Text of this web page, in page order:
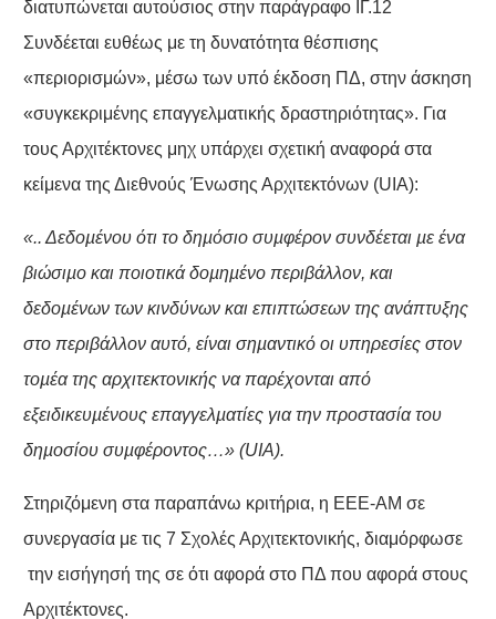
διατυπώνεται αυτούσιος στην παράγραφο ΙΓ.12
Συνδέεται ευθέως με τη δυνατότητα θέσπισης
«περιορισμών», μέσω των υπό έκδοση ΠΔ, στην άσκηση
«συγκεκριμένης επαγγελματικής δραστηριότητας». Για
τους Αρχιτέκτονες μηχ υπάρχει σχετική αναφορά στα
κείμενα της Διεθνούς Ένωσης Αρχιτεκτόνων (UIA):
«.. Δεδοµένου ότι το δηµόσιο συµφέρον συνδέεται µε ένα
βιώσιµο και ποιοτικά δοµηµένο περιβάλλον, και
δεδοµένων των κινδύνων και επιπτώσεων της ανάπτυξης
στο περιβάλλον αυτό, είναι σηµαντικό οι υπηρεσίες στον
τοµέα της αρχιτεκτονικής να παρέχονται από
εξειδικευµένους επαγγελµατίες για την προστασία του
δηµοσίου συµφέροντος…» (UIA).
Στηριζόμενη στα παραπάνω κριτήρια, η ΕΕΕ-ΑΜ σε
συνεργασία με τις 7 Σχολές Αρχιτεκτονικής, διαμόρφωσε
την εισήγησή της σε ότι αφορά στο ΠΔ που αφορά στους
Αρχιτέκτονες.